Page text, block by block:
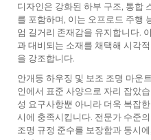
디자인은 강화된 하부 구조, 통합
를 포함하며, 이는 오프로드 주행
엄 길거리 존재감을 유지합니다.
과 대비되는 소재를 채택해 시각
을 강조합니다.
안개등 하우징 및 보조 조명 마운
인에서 표준 사양으로 자리 잡았
성 요구사항뿐 아니라 더욱 복잡
시에 충족시킵니다. 전문가 수준
조명 규정 준수를 보장함과 동시